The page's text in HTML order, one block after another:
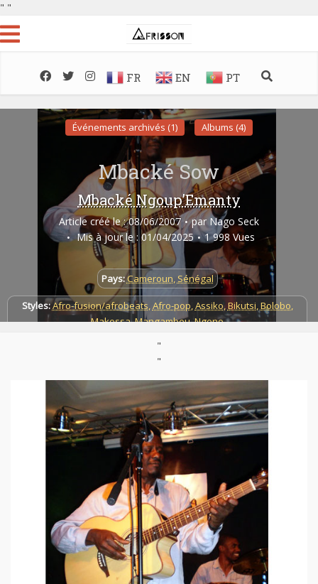
" "
FR EN PT
Événements archivés (1) Albums (4)
Mbacké Sow
Mbacké Ngoup’Emanty
Article créé le : 08/06/2007 par Nago Seck
Mis à jour le : 01/04/2025
1 998 Vues
Pays:Cameroun, Sénégal
Styles:Afro-fusion/afrobeats,Afro-pop,Assiko,Bikutsi,Bolobo,
Makossa,Mangambeu,Ngono
https://www.myspace.com/mysticgroovers
"
"